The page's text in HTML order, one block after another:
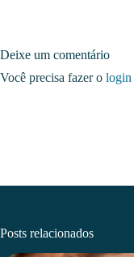
Deixe um comentário
Você precisa fazer o login
Posts relacionados